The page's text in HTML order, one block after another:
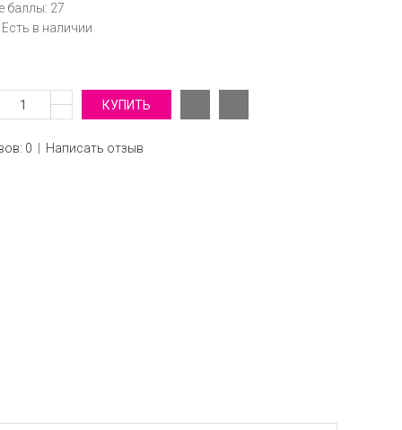
баллы: 27
Есть в наличии
0 Написать отзыв